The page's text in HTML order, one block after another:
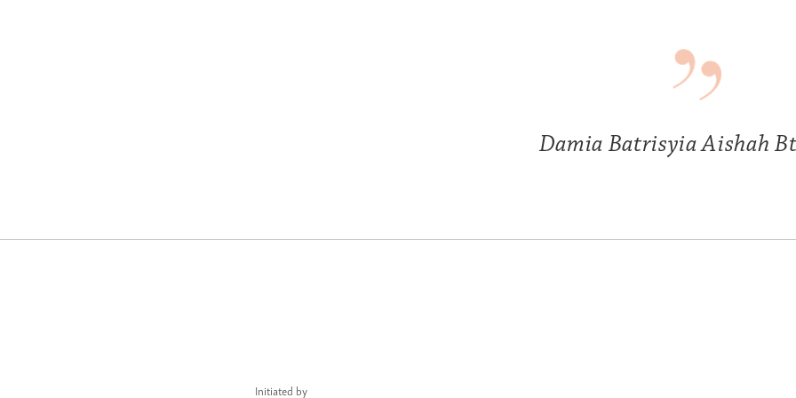
Damia Batrisyia Aishah
Initiated by